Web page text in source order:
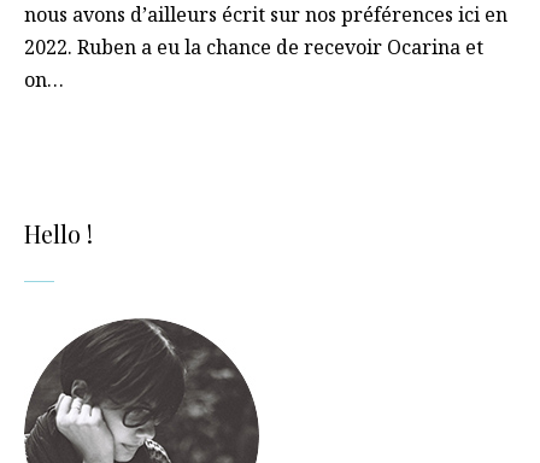
nous avons d’ailleurs écrit sur nos préférences ici en
2022. Ruben a eu la chance de recevoir Ocarina et
on…
Hello !